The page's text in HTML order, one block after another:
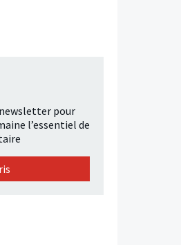
pour
l’essentiel de